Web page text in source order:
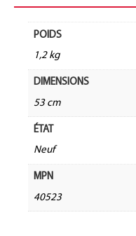
POIDS
1,2 kg
DIMENSIONS
53 cm
ÉTAT
Neuf
MPN
40523